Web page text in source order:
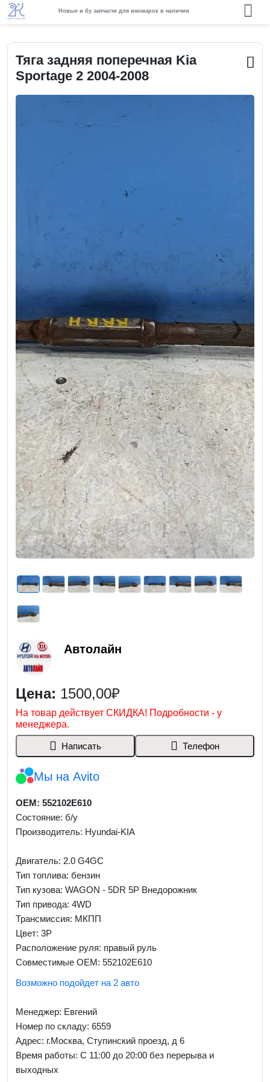
Новые и бу запчасти для иномарок в наличии
Тяга задняя поперечная Kia
Sportage 2 2004-2008
❮Previous ❯Next
Автолайн
Цена: 1500,00₽
На товар действует СКИДКА! Подробности - у
менеджера.
Написать Телефон
Мы на Avito
OEM: 552102E610
Состояние: б/у
Производитель: Hyundai-KIA
Двигатель: 2.0 G4GC
Тип топлива: бензин
Тип кузова: WAGON - 5DR 5P Внедорожник
Тип привода: 4WD
Трансмиссия: МКПП
Цвет: 3P
Расположение руля: правый руль
Совместимые OEM: 552102E610
Возможно подойдет на 2 авто
Менеджер: Евгений
Номер по складу: 6559
Адрес: г.Москва, Ступинский проезд, д 6
Время работы: С 11:00 до 20:00 без перерыва и
выходных